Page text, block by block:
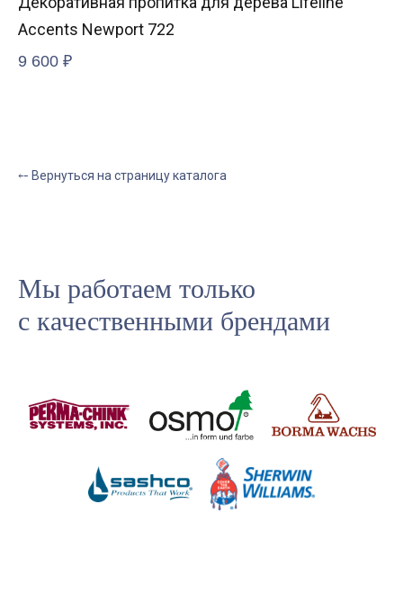
Accents Newport 722
9 600 ₽
⤌ Вернуться на страницу каталога
Мы работаем только
с качественными брендами